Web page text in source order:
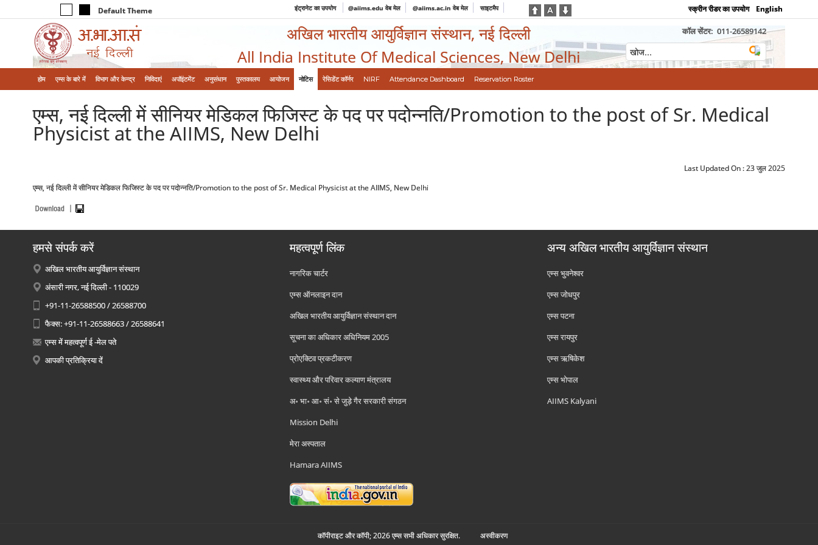
Default Theme इंट्रानेट का उपयोग @aiims.edu वेब मेल @aiims.ac.in वेब मेल साइटमैप स्क्रीन रीडर का उपयोग English
अखिल भारतीय आयुर्विज्ञान संस्थान, नई दिल्ली
All India Institute Of Medical Sciences, New Delhi
कॉल सेंटर: 011-26589142
होम एम्‍स के बारे में विभाग और केन्‍द्र निविदाएं अपॉइंटमेंट अनुसंधान पुस्तकालय आयोजन नोटिस रेसिडेंट कॉर्नर NIRF Attendance Dashboard Reservation Roster
एम्स, नई दिल्ली में सीनियर मेडिकल फिजिस्ट के पद पर पदोन्नति/Promotion to the post of Sr. Medical
Physicist at the AIIMS, New Delhi
Last Updated On :23 जुल 2025
एम्स, नई दिल्ली में सीनियर मेडिकल फिजिस्ट के पद पर पदोन्नति/Promotion to the post of Sr. Medical Physicist at the AIIMS, New Delhi
हमसे संपर्क करें
अखिल भारतीय आयुर्विज्ञान संस्थान
अंसारी नगर, नई दिल्ली - 110029
+91-11-26588500 / 26588700
फैक्स: +91-11-26588663 / 26588641
एम्स में महत्वपूर्ण ई -मेल पते
आपकी प्रतिक्रिया दें
महत्वपूर्ण लिंक
नागरिक चार्टर
एम्स ऑनलाइन दान
अखिल भारतीय आयुर्विज्ञान संस्थान दान
सूचना का अधिकार अधिनियम 2005
प्रोएक्टिव प्रकटीकरण
स्वास्थ्य और परिवार कल्याण मंत्रालय
अ॰ भा॰ आ॰ सं॰ से जुड़े गैर सरकारी संगठन
Mission Delhi
मेरा अस्पताल
Hamara AIIMS
अन्य अखिल भारतीय आयुर्विज्ञान संस्थान
एम्‍स भुवनेश्वर
एम्‍स जोधपुर
एम्‍स पटना
एम्‍स रायपुर
एम्‍स ऋषिकेश
एम्‍स भोपाल
AIIMS Kalyani
कॉपीराइट और कॉपी; 2026 एम्स सभी अधिकार सुरक्षित. अस्‍वीकरण